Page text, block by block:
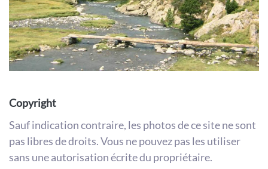
Copyright
Sauf indication contraire, les photos de ce site ne sont
pas libres de droits. Vous ne pouvez pas les utiliser
sans une autorisation écrite du propriétaire.